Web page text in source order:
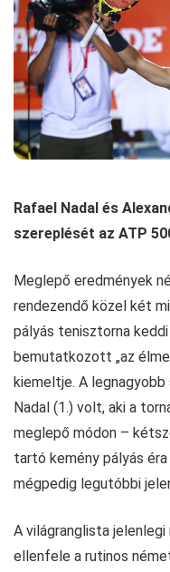
Rafael Nadal és
szereplését az ATP
Meglepő eredmények
rendezendő közel két
pályás tenisztorna
bemutatkozott „az
kiemeltje. A
Nadal (1.) volt, aki a
meglepő módon –
tartó kemény pályás
mégpedig legutóbbi
A világranglista
ellenfele a rutinos